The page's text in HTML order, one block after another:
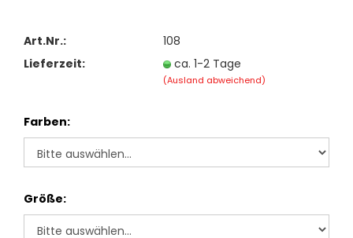
Art.Nr.:
108
Lieferzeit:
ca. 1-2 Tage
(Ausland abweichend)
Farben:
Größe: